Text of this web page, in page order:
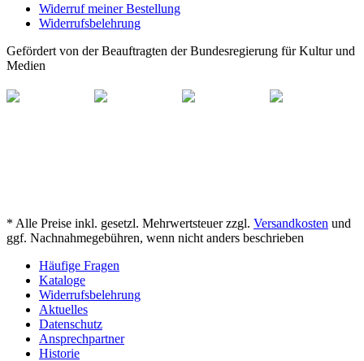
Widerruf meiner Bestellung
Widerrufsbelehrung
Gefördert von der Beauftragten der Bundesregierung für Kultur und
Medien
* Alle Preise inkl. gesetzl. Mehrwertsteuer zzgl. Versandkosten und
ggf. Nachnahmegebühren, wenn nicht anders beschrieben
Häufige Fragen
Kataloge
Widerrufsbelehrung
Aktuelles
Datenschutz
Ansprechpartner
Historie